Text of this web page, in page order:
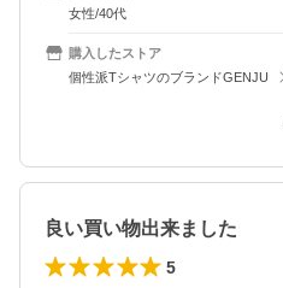
女性/40代
購入したストア
個性派TシャツのブランドGENJU
良い買い物出来ました
5